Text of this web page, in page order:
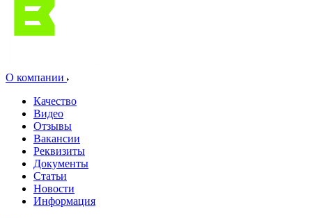
О компании
Качество
Видео
Отзывы
Вакансии
Реквизиты
Документы
Статьи
Новости
Информация